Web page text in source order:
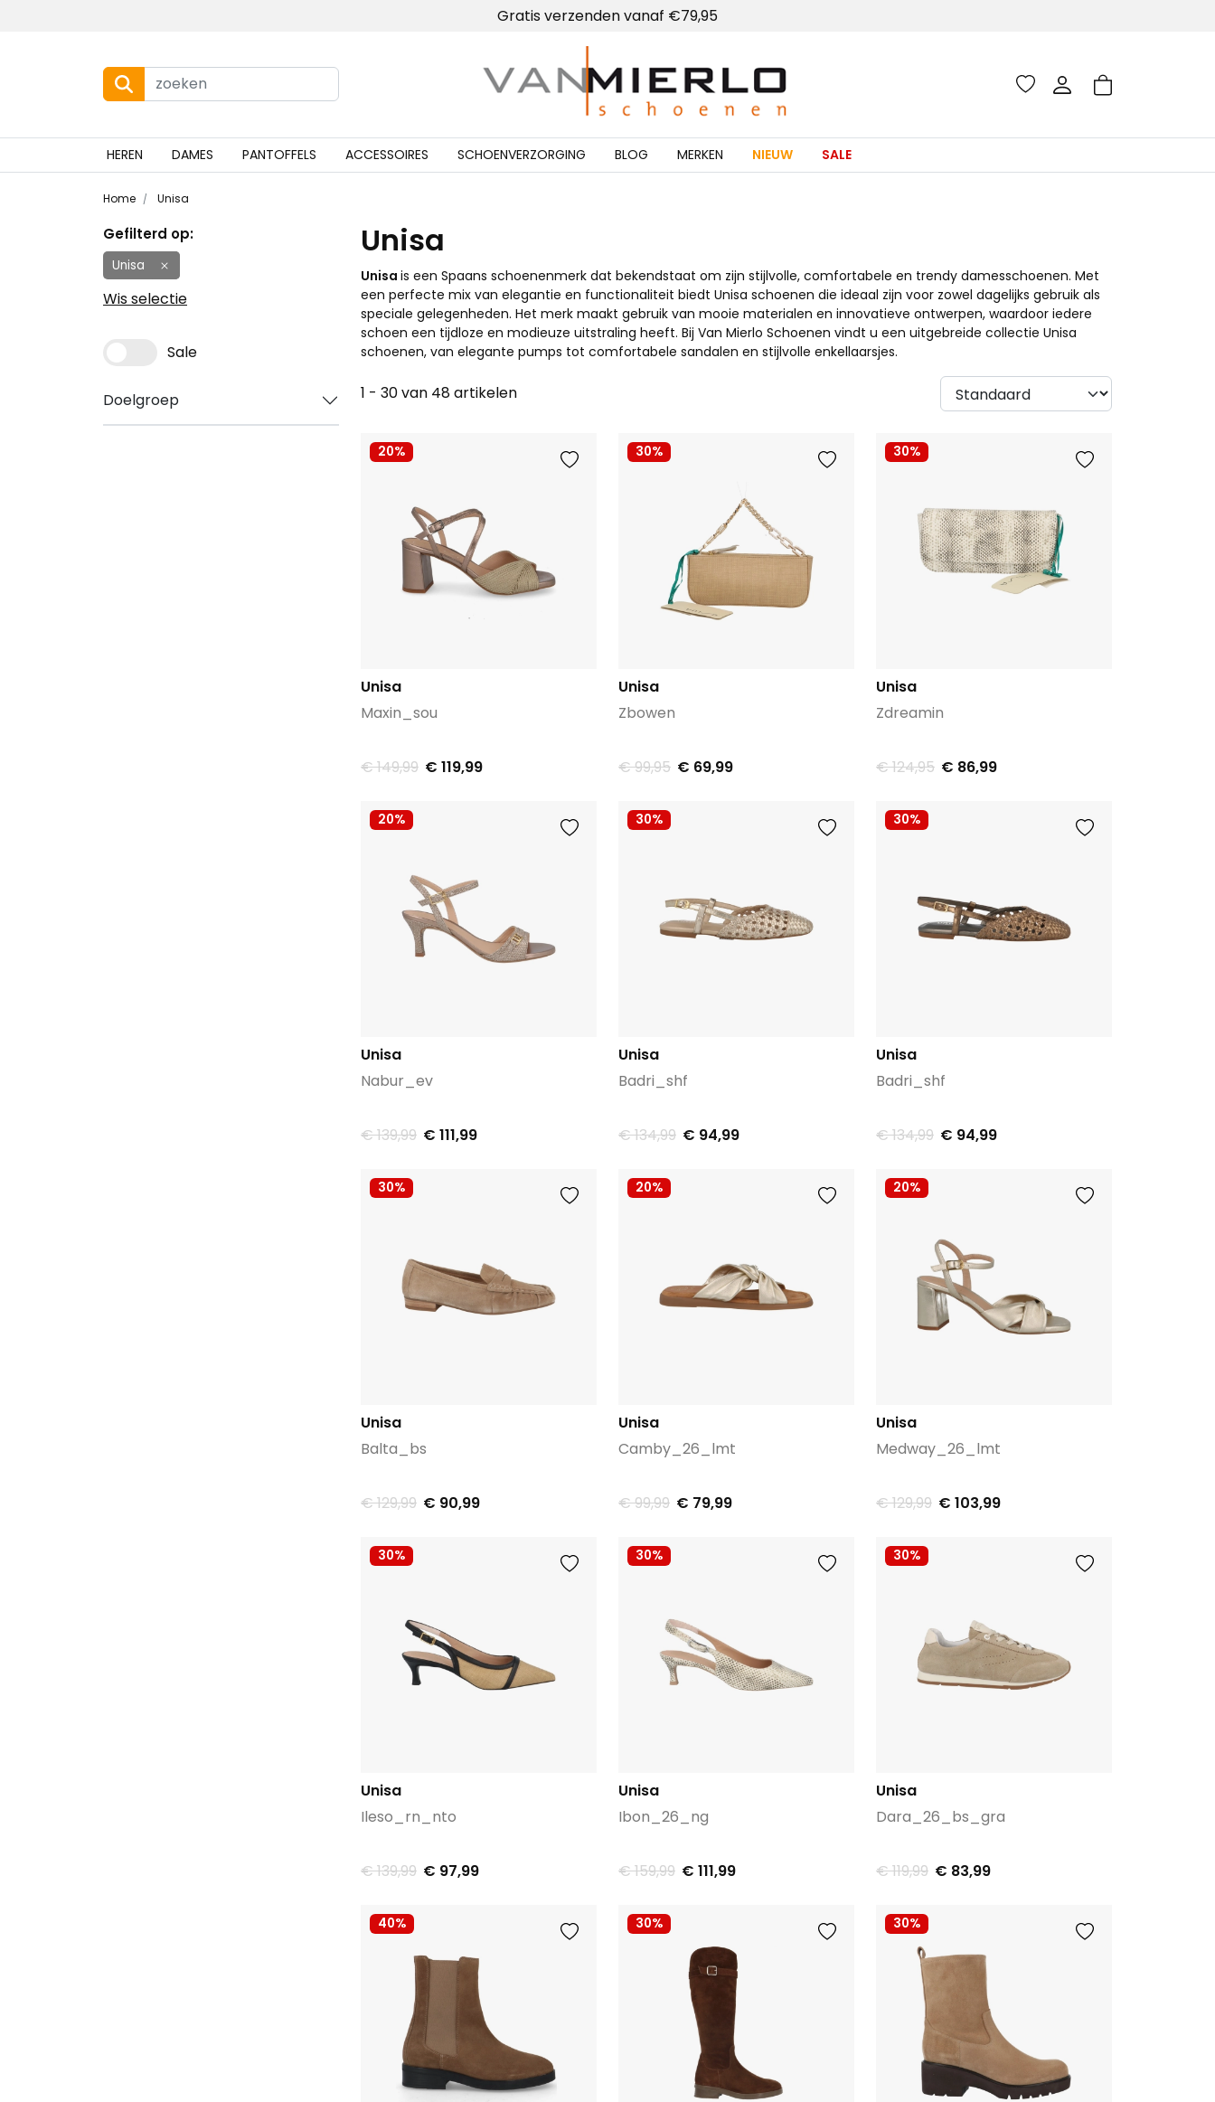
Gratis verzenden vanaf €79,95
Lokale winkel met schoenmakerij
HEREN DAMES PANTOFFELS ACCESSOIRES SCHOENVERZORGING BLOG MERKEN NIEUW SALE
Home Unisa
Gefilterd op:
Unisa
Wis selectie
Sale
Doelgroep
Unisa
Unisa is een Spaans schoenenmerk dat bekendstaat om zijn stijlvolle, comfortabele en trendy damesschoenen. Met
een perfecte mix van elegantie en functionaliteit biedt Unisa schoenen die ideaal zijn voor zowel dagelijks gebruik als
speciale gelegenheden. Het merk maakt gebruik van mooie materialen en innovatieve ontwerpen, waardoor iedere
schoen een tijdloze en modieuze uitstraling heeft. Bij Van Mierlo Schoenen vindt u een uitgebreide collectie Unisa
schoenen, van elegante pumps tot comfortabele sandalen en stijlvolle enkellaarsjes.
1 - 30 van 48 artikelen
20%
Unisa
Maxin_sou
€ 149,99 € 119,99
30%
Unisa
Zbowen
€ 99,95 € 69,99
30%
Unisa
Zdreamin
€ 124,95 € 86,99
20%
Unisa
Nabur_ev
€ 139,99 € 111,99
30%
Unisa
Badri_shf
€ 134,99 € 94,99
30%
Unisa
Badri_shf
€ 134,99 € 94,99
30%
Unisa
Balta_bs
€ 129,99 € 90,99
20%
Unisa
Camby_26_lmt
€ 99,99 € 79,99
20%
Unisa
Medway_26_lmt
€ 129,99 € 103,99
30%
Unisa
Ileso_rn_nto
€ 139,99 € 97,99
30%
Unisa
Ibon_26_ng
€ 159,99 € 111,99
30%
Unisa
Dara_26_bs_gra
€ 119,99 € 83,99
40% 30% 30%